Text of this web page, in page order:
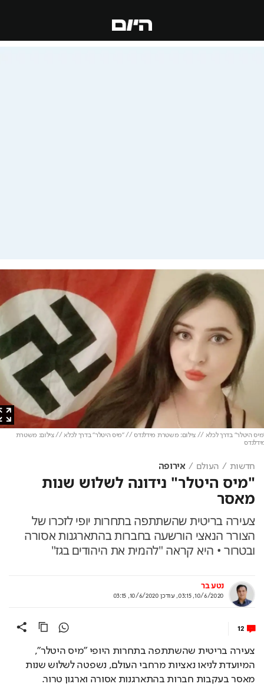
היטלר" בדרך לכלא // צילום: משטרת מידלנדס // "מיס היטלר" בדרך לכלא // צילום: משטרת
חדשות העולם אירופה
"מיס היטלר" נידונה לשלוש שנות
מאסר
צעירה בריטית שהשתתפה בתחרות יופי לזכרו של
הצורר הנאצי הורשעה בחברות בהתארגנות אסורה
ובטרור • היא קראה "להמית את היהודים בגז"
נטע בר
10/6/2020, 03:15
,עודכן10/6/2020, 03:15
12
צעירה בריטית שהשתתפה בתחרות היופי "מיס היטלר",
המיועדת לניאו נאציות מרחבי העולם, נשפטה לשלוש שנות
מאסר בעקבות חברות בהתארגנות אסורה וארגון טרור.